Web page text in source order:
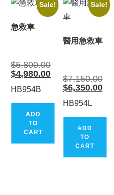
Sale!
急救車
$5,800.00Original
was:
$5,800.00.
$4,980.00Current
price
$4,980.00.
HB954B
ADD
TO
CART
Sale!
醫用急救車
$7,150.00
$6,350.00
HB954L
ADD
TO
CART